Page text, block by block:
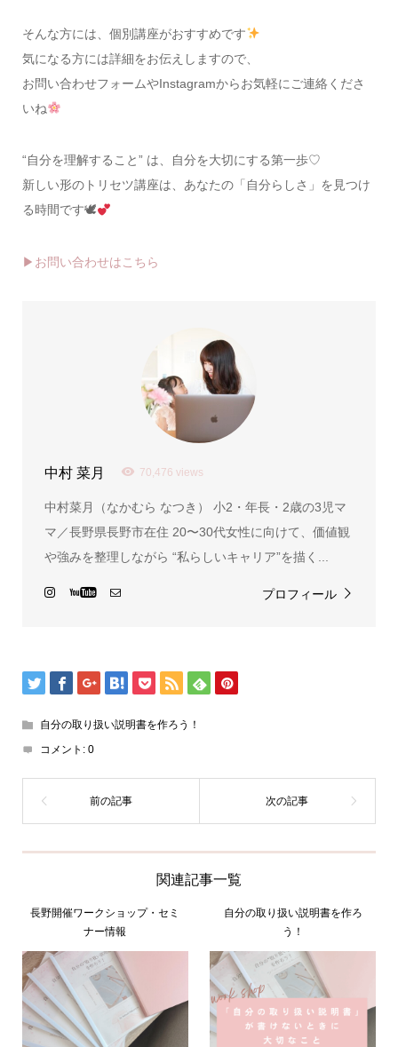
そんな方には、個別講座がおすすめです
気になる方には詳細をお伝えしますので、
お問い合わせフォームやInstagramからお気軽にご連絡くださ
いね
“自分を理解すること” は、自分を大切にする第一歩♡
新しい形のトリセツ講座は、あなたの「自分らしさ」を見つけ
る時間です🕊
▶お問い合わせはこちら
中村 菜月 70,476 views
中村菜月（なかむら なつき） 小2・年長・2歳の3児マ
マ／長野県長野市在住 20〜30代女性に向けて、価値観
や強みを整理しながら “私らしいキャリア”を描く...
プロフィール
自分の取り扱い説明書を作ろう！
コメント: 0
関連記事一覧
長野開催ワークショップ・セミ
ナー情報
自分の取り扱い説明書を作ろ
う！